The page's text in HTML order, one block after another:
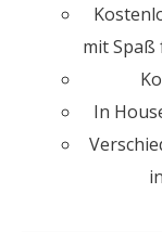
mit Spaß
In